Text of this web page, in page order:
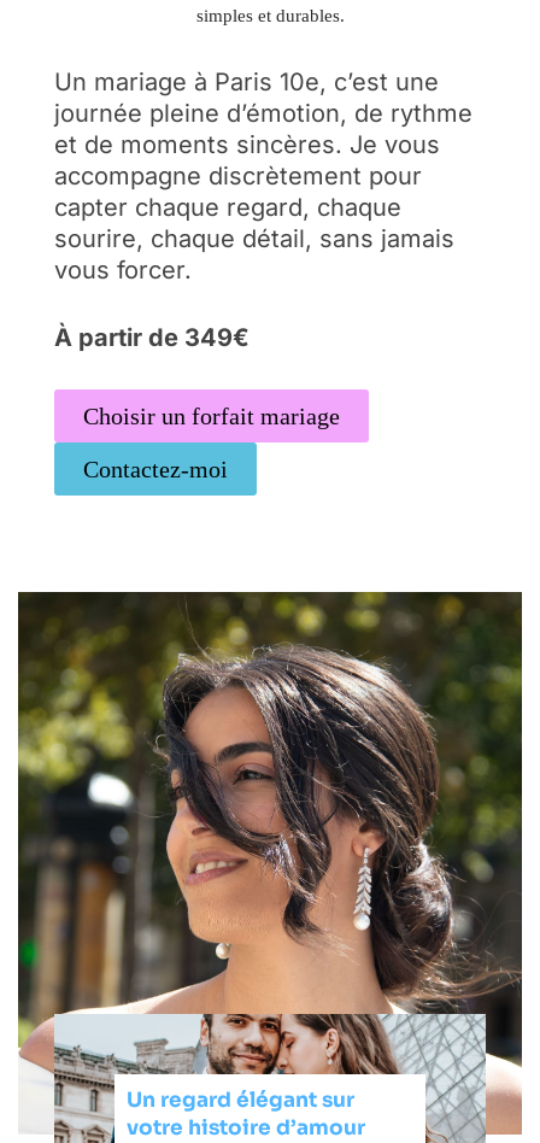
simples et durables.
Un mariage à Paris 10e, c’est une
journée pleine d’émotion, de rythme
et de moments sincères. Je vous
accompagne discrètement pour
capter chaque regard, chaque
sourire, chaque détail, sans jamais
vous forcer.
À partir de 349€
Choisir un forfait mariage
Contactez-moi
Un regard élégant sur
votre histoire d’amour